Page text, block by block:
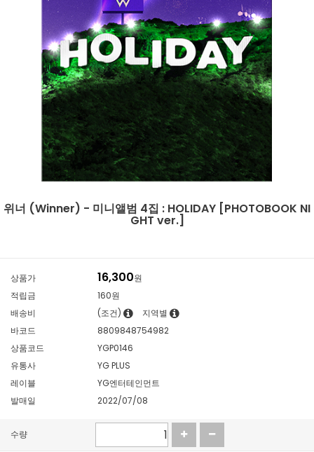
위너 (Winner) - 미니앨범 4집 : HOLIDAY [PHOTOBOOK NI
GHT ver.]
상품가 16,300원
적립금
160원
배송비
(조건)
지역별
바코드
8809848754982
상품코드
YGP0146
유통사
YG PLUS
레이블
YG엔터테인먼트
발매일
2022/07/08
수량